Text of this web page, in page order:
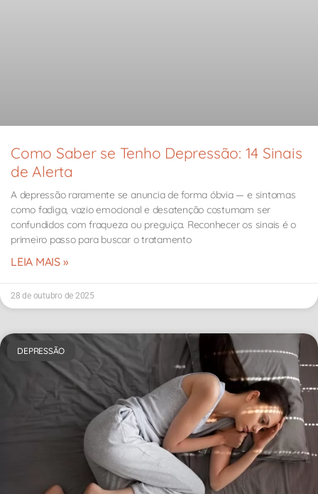
Como Saber se Tenho Depressão: 14 Sinais
de Alerta
A depressão raramente se anuncia de forma óbvia — e sintomas
como fadiga, vazio emocional e desatenção costumam ser
confundidos com fraqueza ou preguiça. Reconhecer os sinais é o
primeiro passo para buscar o tratamento
LEIA MAIS »
28 de outubro de 2025
DEPRESSÃO